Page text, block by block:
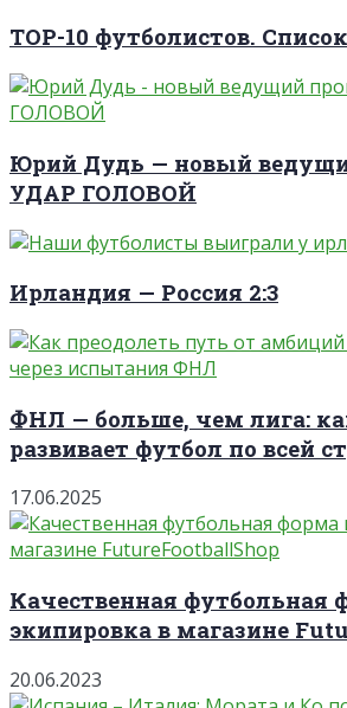
TOP-10 футболистов.
Юрий Дудь — новый
УДАР ГОЛОВОЙ
Ирландия — Россия 2:3
ФНЛ — больше, чем лига:
развивает футбол по всей
17.06.2025
Качественная футбольная
экипировка в магазине
20.06.2023